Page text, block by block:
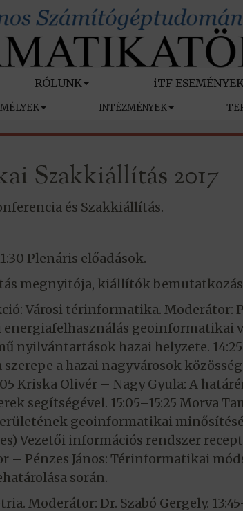
RÓLUNK iTF
INTÉZMÉNYEK
Szakkiállítás 2017
és Szakkiállítás.
Plenáris előadások.
megnyitója, kiállítók
Városi térinformatika. Moderátor:
geoinformatikai
nyilvántartások hazai helyzete.
a hazai nagyvárosok
Kriska Olivér – Nagy Gyula: A
segítségével. 15:05–15:25 Morva
geoinformatikai
Vezetői információs rendszer
– Pénzes János: Térinformatikai
során.
Moderátor: Dr. Szabó Gergely.